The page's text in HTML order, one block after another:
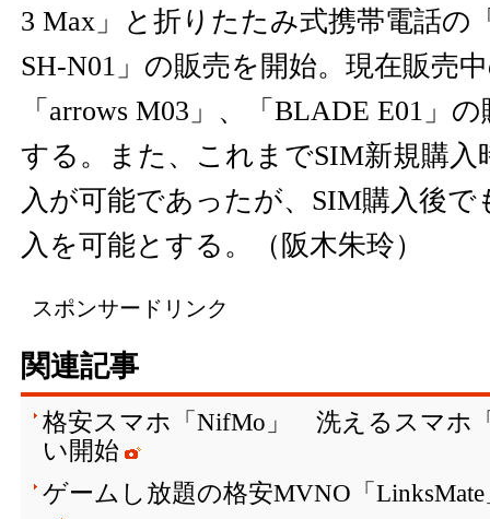
3 Max」と折りたたみ式携帯電話の
SH-N01」の販売を開始。現在販売
「arrows M03」、「BLADE E01」
する。また、これまでSIM新規購入
入が可能であったが、SIM購入後で
入を可能とする。（阪木朱玲）
スポンサードリンク
関連記事
格安スマホ「NifMo」 洗えるスマホ
い開始
ゲームし放題の格安MVNO「